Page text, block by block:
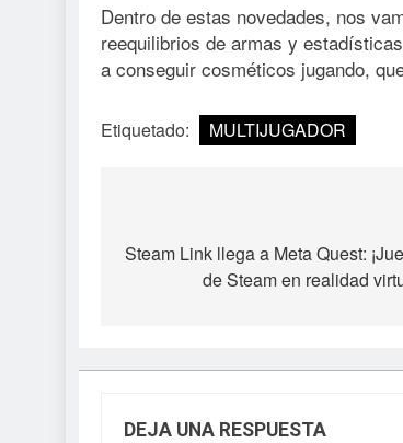
Dentro de estas novedades, nos
reequilibrios de armas y
a conseguir cosméticos jugando,
Etiquetado: MULTIJUGADOR
de
entradas
Steam Link llega a Meta Quest:
de Steam en realidad
DEJA UNA RESPUESTA